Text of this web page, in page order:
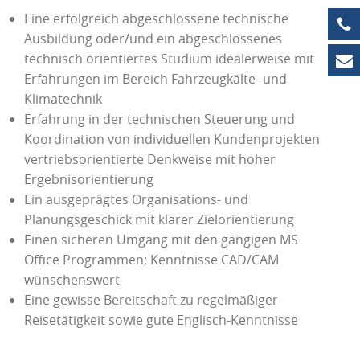
Eine erfolgreich abgeschlossene technische
Ausbildung oder/und ein abgeschlossenes
technisch orientiertes Studium idealerweise mit
Erfahrungen im Bereich Fahrzeugkälte- und
Klimatechnik
Erfahrung in der technischen Steuerung und
Koordination von individuellen Kundenprojekten
vertriebsorientierte Denkweise mit hoher
Ergebnisorientierung
Ein ausgeprägtes Organisations- und
Planungsgeschick mit klarer Zielorientierung
Einen sicheren Umgang mit den gängigen MS
Office Programmen; Kenntnisse CAD/CAM
wünschenswert
Eine gewisse Bereitschaft zu regelmäßiger
Reisetätigkeit sowie gute Englisch-Kenntnisse